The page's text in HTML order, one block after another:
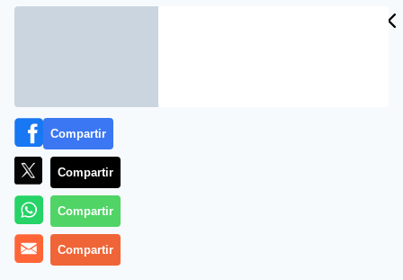
Compartir
Compartir
Compartir
Compartir